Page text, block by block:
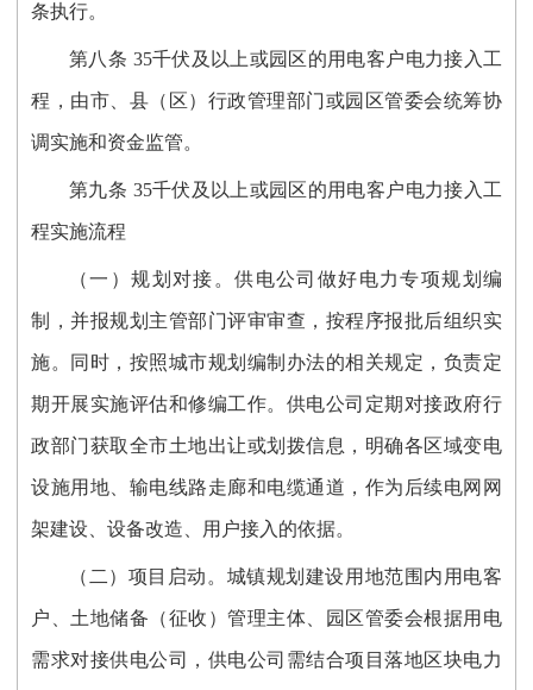
条执行。
第八条 35千伏及以上或园区的用电客户电力接入工
程，由市、县（区）行政管理部门或园区管委会统筹协
调实施和资金监管。
第九条 35千伏及以上或园区的用电客户电力接入工
程实施流程
（一）规划对接。供电公司做好电力专项规划编
制，并报规划主管部门评审审查，按程序报批后组织实
施。同时，按照城市规划编制办法的相关规定，负责定
期开展实施评估和修编工作。供电公司定期对接政府行
政部门获取全市土地出让或划拨信息，明确各区域变电
设施用地、输电线路走廊和电缆通道，作为后续电网网
架建设、设备改造、用户接入的依据。
（二）项目启动。城镇规划建设用地范围内用电客
户、土地储备（征收）管理主体、园区管委会根据用电
需求对接供电公司，供电公司需结合项目落地区块电力